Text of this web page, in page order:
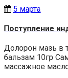
5 марта
Поступление
Долорон мазь в
бальзам 10гр
массажное